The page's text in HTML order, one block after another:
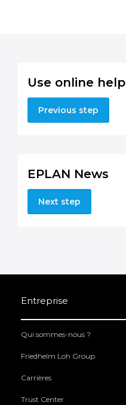
Use online help
Previous step
EPLAN News
Next step
Entreprise
Qui sommes-nous ?
Friedhelm Loh Group
Carrières
Trust Center